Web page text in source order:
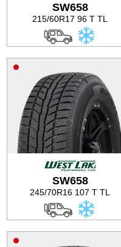
SW658
215/60R17 96 T TL
SW658
245/70R16 107 T TL